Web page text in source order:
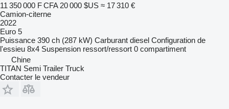
11 350 000 F CFA 20 000 $US ≈ 17 310 €
Camion-citerne
2022
Euro 5
Puissance 390 ch (287 kW) Carburant diesel Configuration de
l'essieu 8x4 Suspension ressort/ressort 0 compartiment
Chine
TITAN Semi Trailer Truck
Contacter le vendeur